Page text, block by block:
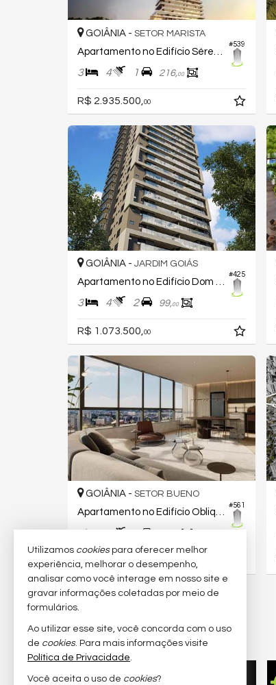
#539
GOIÂNIA - SETOR MARISTA
3 4 1 216,00
R$ 2.935.500, 00
#425
GOIÂNIA - JARDIM GOIÁS
3 4 2 99,00
R$ 1.073.500,00
#561
GOIÂNIA - SETOR BUENO
Apartamento no Edifício Obliq Consciente
R$ 565.000, 00
328imóveis encontrados
Quer vender seu imóvel?
Utilizamos cookiespara oferecer melhor
experiência, melhorar o desempenho,
analisar como você interage em nosso site e
gravar informações coletadas por meio de
formulários.
Ao utilizar esse site, você concorda com o uso
de cookies. Para mais informações visite
Política de Privacidade.
Você aceita o uso de cookies?